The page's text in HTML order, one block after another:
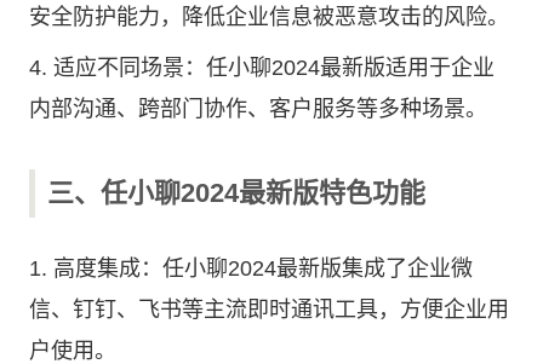
安全防护能力，降低企业信息被恶意攻击的风险。
4. 适应不同场景：任小聊2024最新版适用于企业
内部沟通、跨部门协作、客户服务等多种场景。
三、任小聊2024最新版特色功能
1. 高度集成：任小聊2024最新版集成了企业微
信、钉钉、飞书等主流即时通讯工具，方便企业用
户使用。